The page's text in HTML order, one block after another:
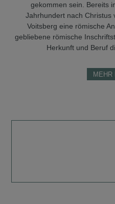
gekommen sein. Bereits
Jahrhundert nach Christus
Voitsberg eine römische
gebliebene römische
Herkunft und Beruf
MEHR